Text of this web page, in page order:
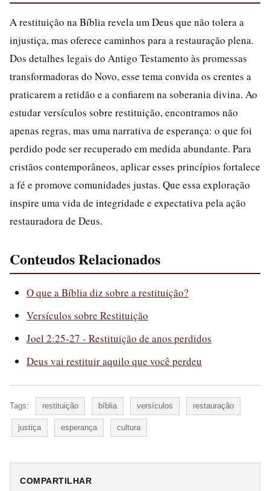
A restituição na Bíblia revela um Deus que não tolera a
injustiça, mas oferece caminhos para a restauração plena.
Dos detalhes legais do Antigo Testamento às promessas
transformadoras do Novo, esse tema convida os crentes a
praticarem a retidão e a confiarem na soberania divina. Ao
estudar versículos sobre restituição, encontramos não
apenas regras, mas uma narrativa de esperança: o que foi
perdido pode ser recuperado em medida abundante. Para
cristãos contemporâneos, aplicar esses princípios fortalece
a fé e promove comunidades justas. Que essa exploração
inspire uma vida de integridade e expectativa pela ação
restauradora de Deus.
Conteudos Relacionados
O que a Bíblia diz sobre a restituição?
Versículos sobre Restituição
Joel 2:25-27 - Restituição de anos perdidos
Deus vai restituir aquilo que você perdeu
Tags: restituição bíblia versículos restauração
justiça esperança cultura
COMPARTILHAR